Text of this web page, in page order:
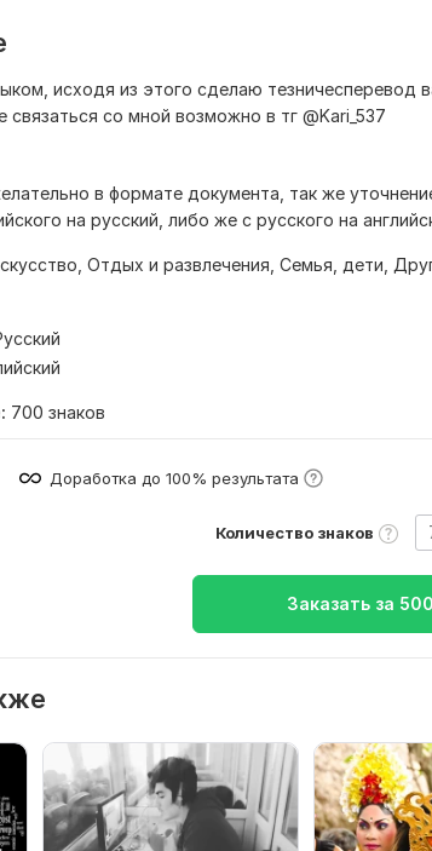
исходя из этого сделаю тезничесперевод
со мной возможно в тг @Kari_537
в формате документа, так же
на русский, либо же с русского на
Отдых и развлечения, Семья, дети,
700 знаков
Доработка до 100% результата
Количество знаков
Заказать за 500